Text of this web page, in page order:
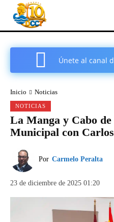
Únete al canal
Inicio Noticias
NOTICIAS
La Manga y Cabo
Municipal con
Por Carmelo Peralta
23 de diciembre de 2025 01:20